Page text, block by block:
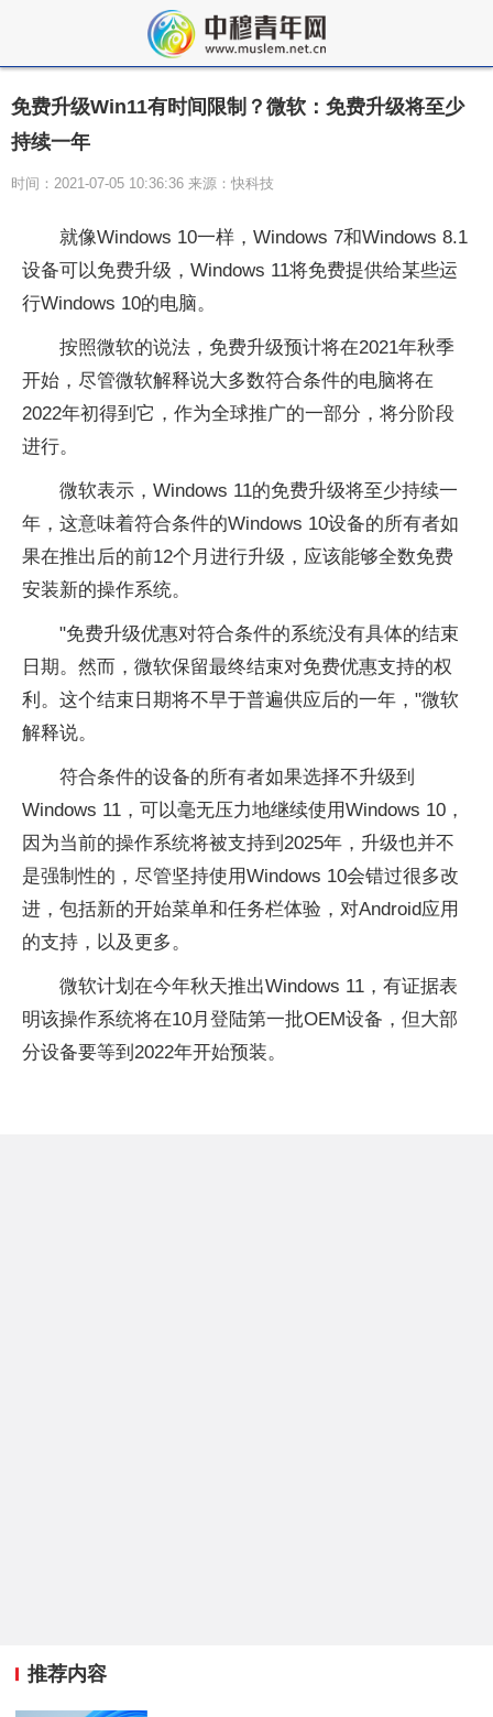
免费升级Win11有时间限制？微软：免费升级将至少
持续一年
时间：2021-07-05 10:36:36 来源：快科技
就像Windows 10一样，Windows 7和Windows 8.1
设备可以免费升级，Windows 11将免费提供给某些运
行Windows 10的电脑。
按照微软的说法，免费升级预计将在2021年秋季
开始，尽管微软解释说大多数符合条件的电脑将在
2022年初得到它，作为全球推广的一部分，将分阶段
进行。
微软表示，Windows 11的免费升级将至少持续一
年，这意味着符合条件的Windows 10设备的所有者如
果在推出后的前12个月进行升级，应该能够全数免费
安装新的操作系统。
"免费升级优惠对符合条件的系统没有具体的结束
日期。然而，微软保留最终结束对免费优惠支持的权
利。这个结束日期将不早于普遍供应后的一年，"微软
解释说。
符合条件的设备的所有者如果选择不升级到
Windows 11，可以毫无压力地继续使用Windows 10，
因为当前的操作系统将被支持到2025年，升级也并不
是强制性的，尽管坚持使用Windows 10会错过很多改
进，包括新的开始菜单和任务栏体验，对Android应用
的支持，以及更多。
微软计划在今年秋天推出Windows 11，有证据表
明该操作系统将在10月登陆第一批OEM设备，但大部
分设备要等到2022年开始预装。
推荐内容